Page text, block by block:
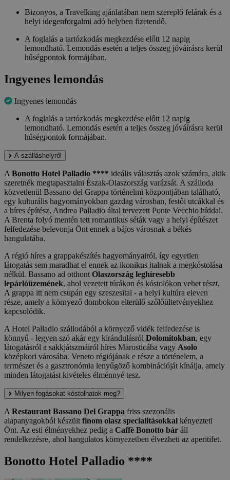
Bizonyos, a Travelking ajánlatában nem szereplő felárak és a
helyi idegenforgalmi adó helyben fizetendő.
A foglalás a tartózkodás megkezdése előtt 12 napig
lemondható. Lemondás esetén a teljes összeg jóváírásra kerül
hűségpontok formájában.
Ingyenes lemondás
Ingyenes lemondás
A foglalás a tartózkodás megkezdése előtt 12 napig
lemondható. Lemondás esetén a teljes összeg jóváírásra kerül
hűségpontok formájában.
A szálláshelyről
A Bonotto Hotel Palladio **** ideális választás azok számára, akik
szeretnék megtapasztalni Észak-Olaszország varázsát. A szálloda
közvetlenül Bassano del Grappa történelmi központjában található,
egy kulturális hagyományokban gazdag városban, festői utcákkal és
a híres építész, Andrea Palladio által tervezett Ponte Vecchio híddal.
A Brenta folyó mentén tett romantikus séták vagy a helyi építészet
felfedezése belevonja Önt ennek a bájos városnak a békés
hangulatába.
A régió híres a grappakészítés hagyományairól, így egyetlen
látogatás sem maradhat el ennek az ikonikus italnak a megkóstolása
nélkül. Bassano ad otthont Olaszország leghíresebb
lepárlóüzemének, ahol vezetett túrákon és kóstolókon vehet részt.
A grappa itt nem csupán egy szeszesital - a helyi kultúra eleven
része, amely a környező dombokon elterülő szőlőültetvényekhez
kapcsolódik.
A Hotel Palladio szállodából a környező vidék felfedezése is
könnyű - legyen szó akár egy kirándulásról Dolomitokban, egy
látogatásról a sakkjátszmáiról híres Marosticába vagy Asolo
középkori városába. Veneto régiójának e része a történelem, a
természet és a gasztronómia lenyűgöző kombinációját kínálja, amely
minden látogatást kivételes élménnyé tesz.
Milyen fogásokat kóstolhatok meg?
A Restaurant Bassano Del Grappa friss szezonális
alapanyagokból készült finom olasz specialitásokkal kényezteti
Önt. Az esti élményekhez pedig a Caffè Bonotto bár áll
rendelkezésre, ahol hangulatos környezetben élvezheti az aperitifet.
Bonotto Hotel Palladio ****